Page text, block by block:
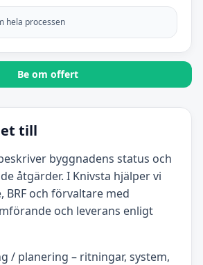
hela processen
Be om offert
till
byggnadens status och
åtgärder. I Knivsta hjälper vi
BRF och förvaltare med
och leverans enligt
/ planering – ritningar, system,